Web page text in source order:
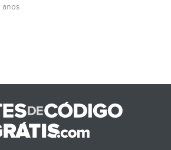
anos